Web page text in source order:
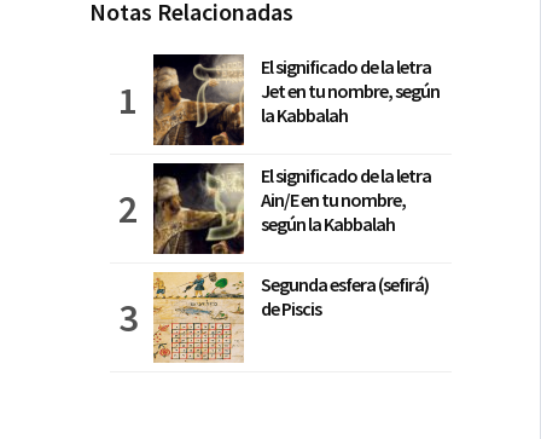
Notas Relacionadas
El significado de la letra
Jet en tu nombre, según
la Kabbalah
El significado de la letra
Ain/E en tu nombre,
según la Kabbalah
Segunda esfera (sefirá)
de Piscis